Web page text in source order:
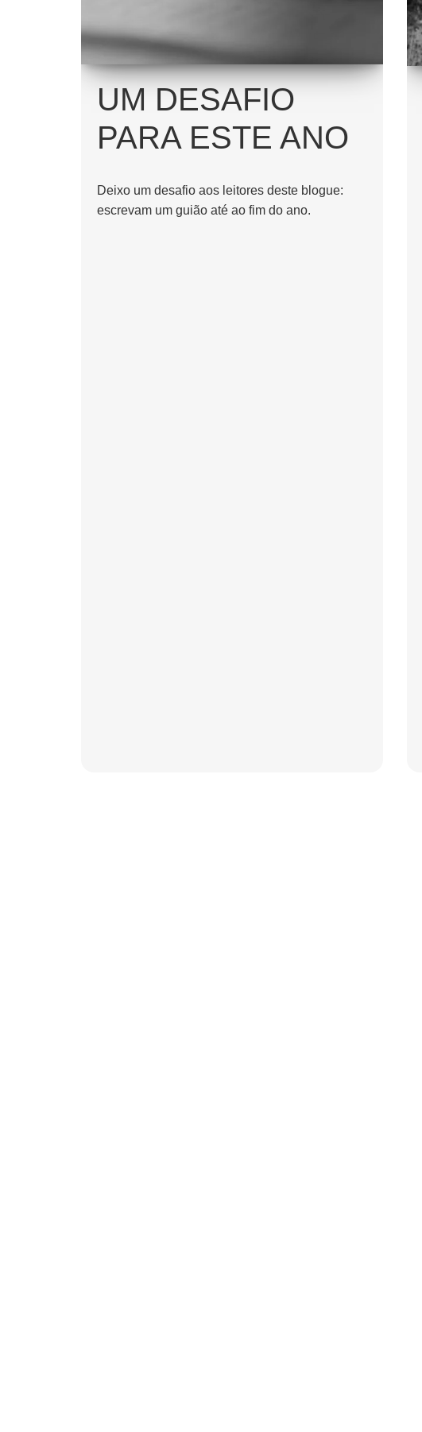
UM DESAFIO
PARA ESTE ANO
Deixo um desafio aos leitores deste blogue:
escrevam um guião até ao fim do ano.